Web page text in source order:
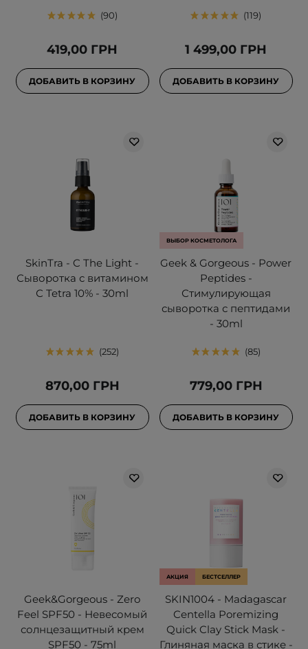
90
419,00 ГРН
ДОБАВИТЬ В КОРЗИНУ
119
1 499,00 ГРН
ДОБАВИТЬ В КОРЗИНУ
SkinTra - C The Light -
Сыворотка с витамином
С Tetra 10% - 30ml
252
870,00 ГРН
ДОБАВИТЬ В КОРЗИНУ
ВЫБОР КОСМЕТОЛОГА
Geek & Gorgeous - Power
Peptides -
Стимулирующая
сыворотка с пептидами
- 30ml
85
779,00 ГРН
ДОБАВИТЬ В КОРЗИНУ
Geek&Gorgeous - Zero
Feel SPF50 - Невесомый
солнцезащитный крем
SPF50 - 75ml
АКЦИЯ БЕСТСЕЛЛЕР
SKIN1004 - Madagascar
Centella Poremizing
Quick Clay Stick Mask -
Глиняная маска в стике -